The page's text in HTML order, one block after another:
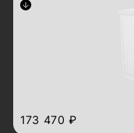
развернуть описание
Арт.: ШТВ-2-18.10.6-43А3
173 470 ₽